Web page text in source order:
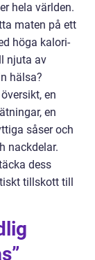
hela världen.
maten på ett
höga kalori-
njuta av
hälsa?
en
en
såser och
nackdelar.
dess
tillskott till